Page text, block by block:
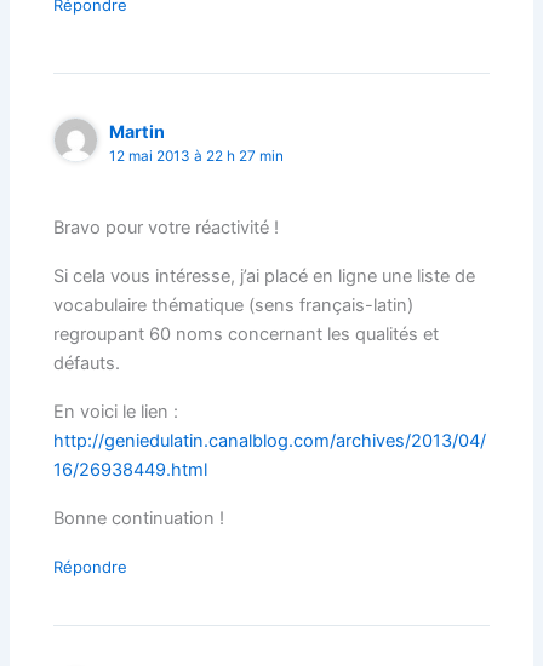
Répondre
Martin
12 mai 2013 à 22 h 27 min
Bravo pour votre réactivité !
Si cela vous intéresse, j’ai placé en ligne une liste de
vocabulaire thématique (sens français-latin)
regroupant 60 noms concernant les qualités et
défauts.
En voici le lien :
http://geniedulatin.canalblog.com/archives/2013/04/
16/26938449.html
Bonne continuation !
Répondre